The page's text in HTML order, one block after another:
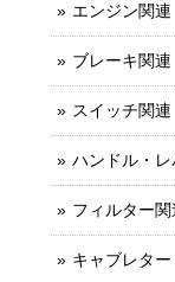
エンジン関連
ブレーキ関連
スイッチ関連
ハンドル・レ
フィルター関
キャブレタ